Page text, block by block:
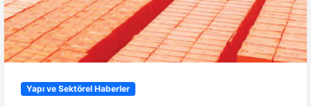
Yapı ve Sektörel Haberler